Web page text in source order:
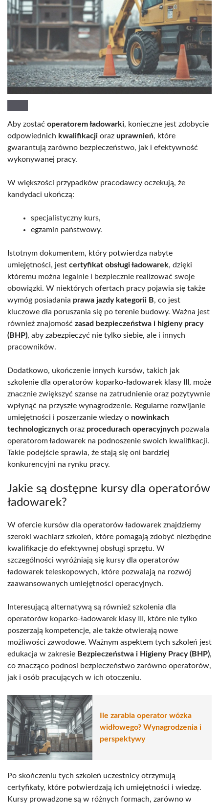
Aby zostać operatorem ładowarki, konieczne jest zdobycie
odpowiednich kwalifikacji oraz uprawnień, które
gwarantują zarówno bezpieczeństwo, jak i efektywność
wykonywanej pracy.
W większości przypadków pracodawcy oczekują, że
kandydaci ukończą:
specjalistyczny kurs,
egzamin państwowy.
Istotnym dokumentem, który potwierdza nabyte
umiejętności, jest certyfikat obsługi ładowarek, dzięki
któremu można legalnie i bezpiecznie realizować swoje
obowiązki. W niektórych ofertach pracy pojawia się także
wymóg posiadania prawa jazdy kategorii B, co jest
kluczowe dla poruszania się po terenie budowy. Ważna jest
również znajomość zasad bezpieczeństwa i higieny pracy
(BHP), aby zabezpieczyć nie tylko siebie, ale i innych
pracowników.
Dodatkowo, ukończenie innych kursów, takich jak
szkolenie dla operatorów koparko-ładowarek klasy III, może
znacznie zwiększyć szanse na zatrudnienie oraz pozytywnie
wpłynąć na przyszłe wynagrodzenie. Regularne rozwijanie
umiejętności i poszerzanie wiedzy o nowinkach
technologicznych oraz procedurach operacyjnych pozwala
operatorom ładowarek na podnoszenie swoich kwalifikacji.
Takie podejście sprawia, że stają się oni bardziej
konkurencyjni na rynku pracy.
Jakie są dostępne kursy dla operatorów
ładowarek?
W ofercie kursów dla operatorów ładowarek znajdziemy
szeroki wachlarz szkoleń, które pomagają zdobyć niezbędne
kwalifikacje do efektywnej obsługi sprzętu. W
szczególności wyróżniają się kursy dla operatorów
ładowarek teleskopowych, które pozwalają na rozwój
zaawansowanych umiejętności operacyjnych.
Interesującą alternatywą są również szkolenia dla
operatorów koparko-ładowarek klasy III, które nie tylko
poszerzają kompetencje, ale także otwierają nowe
możliwości zawodowe. Ważnym aspektem tych szkoleń jest
edukacja w zakresie Bezpieczeństwa i Higieny Pracy (BHP),
co znacząco podnosi bezpieczeństwo zarówno operatorów,
jak i osób pracujących w ich otoczeniu.
Ile zarabia operator wózka
widłowego? Wynagrodzenia i
perspektywy
Po skończeniu tych szkoleń uczestnicy otrzymują
certyfikaty, które potwierdzają ich umiejętności i wiedzę.
Kursy prowadzone są w różnych formach, zarówno w